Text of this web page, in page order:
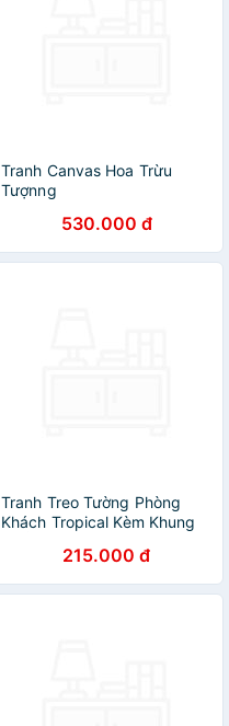
Tranh Canvas Hoa Trừu
Tượnng
530.000 đ
Tranh Treo Tường Phòng
Khách Tropical Kèm Khung
215.000 đ